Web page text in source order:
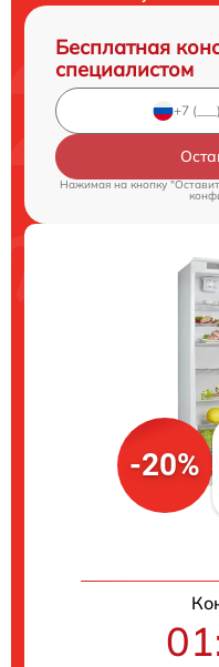
Бесплатная
специалистом
Нажимая на кнопку
-20%